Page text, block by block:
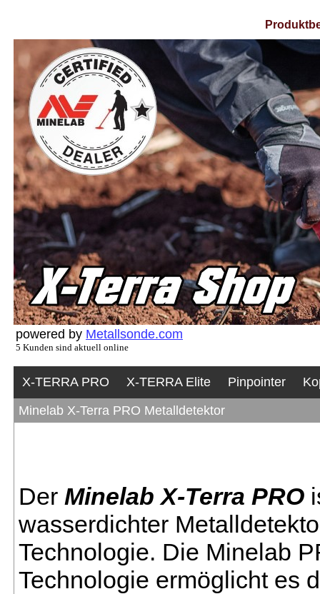
powered by Metallsonde.com
5 Kunden sind aktuell online
X-TERRA PRO X-TERRA Elite Pinpointer
Minelab X-Terra PRO Metalldetektor
Der Minelab X-Terra PRO
wasserdichter
Technologie. Die Minelab
Technologie ermöglicht es